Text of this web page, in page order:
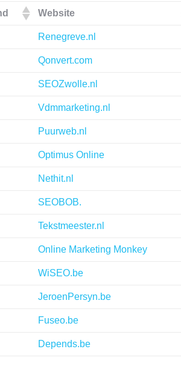
Website
Renegreve.nl
Qonvert.com
SEOZwolle.nl
Vdmmarketing.nl
Puurweb.nl
Optimus Online
Nethit.nl
SEOBOB.
Tekstmeester.nl
Online Marketing Monkey
WiSEO.be
JeroenPersyn.be
Fuseo.be
Depends.be